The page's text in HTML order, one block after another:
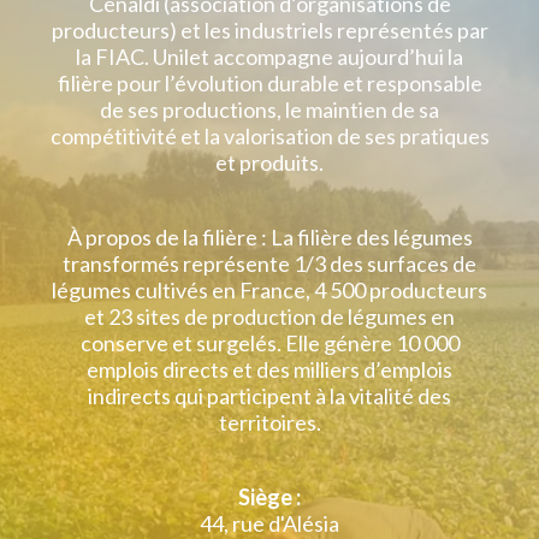
producteurs) et les industriels représentés par
la FIAC. Unilet accompagne aujourd’hui la
filière pour l’évolution durable et responsable
de ses productions, le maintien de sa
compétitivité et la valorisation de ses pratiques
et produits.
À propos de la filière : La filière des légumes
transformés représente 1/3 des surfaces de
légumes cultivés en France, 4 500 producteurs
et 23 sites de production de légumes en
conserve et surgelés. Elle génère 10 000
emplois directs et des milliers d’emplois
indirects qui participent à la vitalité des
territoires.
Siège :
44, rue d'Alésia